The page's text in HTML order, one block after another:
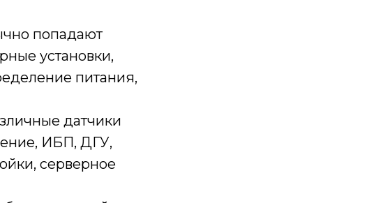
попадают
установки,
питания,
датчики
ИБП, ДГУ,
серверное